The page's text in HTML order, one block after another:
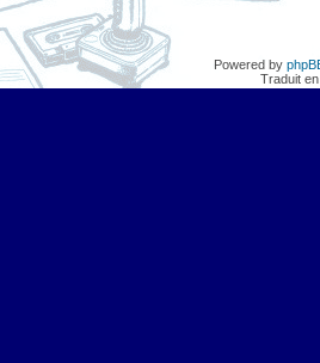
Powered by
Traduit